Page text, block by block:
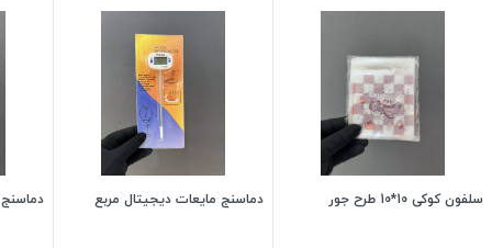
سلفون کوکی 10*10 طرح جور دماسنج مایعات دیجیتال مربع